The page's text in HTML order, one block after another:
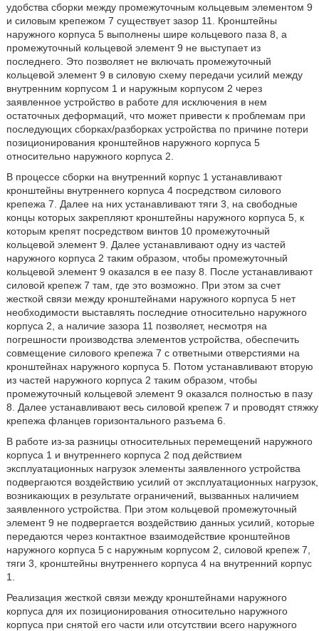
удобства сборки между промежуточным кольцевым элементом 9
и силовым крепежом 7 существует зазор 11. Кронштейны
наружного корпуса 5 выполнены шире кольцевого паза 8, а
промежуточный кольцевой элемент 9 не выступает из
последнего. Это позволяет не включать промежуточный
кольцевой элемент 9 в силовую схему передачи усилий между
внутренним корпусом 1 и наружным корпусом 2 через
заявленное устройство в работе для исключения в нем
остаточных деформаций, что может привести к проблемам при
последующих сборках/разборках устройства по причине потери
позиционирования кронштейнов наружного корпуса 5
относительно наружного корпуса 2.
В процессе сборки на внутренний корпус 1 устанавливают
кронштейны внутреннего корпуса 4 посредством силового
крепежа 7. Далее на них устанавливают тяги 3, на свободные
концы которых закрепляют кронштейны наружного корпуса 5, к
которым крепят посредством винтов 10 промежуточный
кольцевой элемент 9. Далее устанавливают одну из частей
наружного корпуса 2 таким образом, чтобы промежуточный
кольцевой элемент 9 оказался в ее пазу 8. После устанавливают
силовой крепеж 7 там, где это возможно. При этом за счет
жесткой связи между кронштейнами наружного корпуса 5 нет
необходимости выставлять последние относительно наружного
корпуса 2, а наличие зазора 11 позволяет, несмотря на
погрешности производства элементов устройства, обеспечить
совмещение силового крепежа 7 с ответными отверстиями на
кронштейнах наружного корпуса 5. Потом устанавливают вторую
из частей наружного корпуса 2 таким образом, чтобы
промежуточный кольцевой элемент 9 оказался полностью в пазу
8. Далее устанавливают весь силовой крепеж 7 и проводят стяжку
крепежа фланцев горизонтального разъема 6.
В работе из-за разницы относительных перемещений наружного
корпуса 1 и внутреннего корпуса 2 под действием
эксплуатационных нагрузок элементы заявленного устройства
подвергаются воздействию усилий от эксплуатационных нагрузок,
возникающих в результате ограничений, вызванных наличием
заявленного устройства. При этом кольцевой промежуточный
элемент 9 не подвергается воздействию данных усилий, которые
передаются через контактное взаимодействие кронштейнов
наружного корпуса 5 с наружным корпусом 2, силовой крепеж 7,
тяги 3, кронштейны внутреннего корпуса 4 на внутренний корпус
1.
Реализация жесткой связи между кронштейнами наружного
корпуса для их позиционирования относительно наружного
корпуса при снятой его части или отсутствии всего наружного